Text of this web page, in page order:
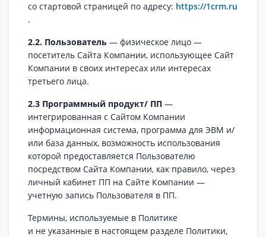
со стартовой страницей по адресу: https://1crm.ru
.
2.2. Пользователь — физическое лицо —
посетитель Сайта Компании, использующее Сайт
Компании в своих интересах или интересах
третьего лица.
2.3 Программный продукт/ ПП —
интегрированная с Сайтом Компании
информационная система, программа для ЭВМ и/
или база данных, возможность использования
которой предоставляется Пользователю
посредством Сайта Компании, как правило, через
личный кабинет ПП на Сайте Компании —
учетную запись Пользователя в ПП.
Термины, используемые в Политике
и не указанные в настоящем разделе Политики,